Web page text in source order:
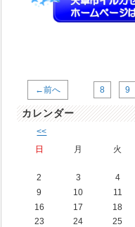
←前へ 8 9
カレンダー
<<
日 月 火
2
3 4
9
10 11
16
17 18
23
24 25